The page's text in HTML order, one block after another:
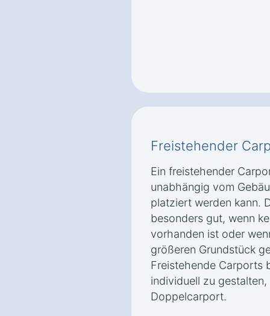
Freistehender
Ein freistehender
unabhängig vom
platziert werden kann.
besonders gut, wenn
vorhanden ist oder
größeren Grundstück
Freistehende Carports
individuell zu
Doppelcarport.